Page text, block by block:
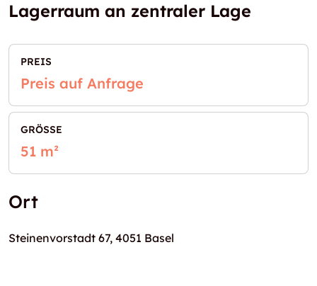
Lagerraum an zentraler Lage
PREIS
Preis auf Anfrage
GRÖSSE
51 m²
Ort
Steinenvorstadt 67, 4051 Basel